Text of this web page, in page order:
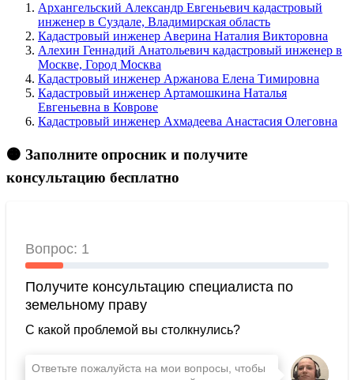
Архангельский Александр Евгеньевич кадастровый
инженер в Суздале, Владимирская область
Кадастровый инженер Аверина Наталия Викторовна
Алехин Геннадий Анатольевич кадастровый инженер в
Москве, Город Москва
Кадастровый инженер Аржанова Елена Тимировна
Кадастровый инженер Артамошкина Наталья
Евгеньевна в Коврове
Кадастровый инженер Ахмадеева Анастасия Олеговна
🟠 Заполните опросник и получите
консультацию бесплатно